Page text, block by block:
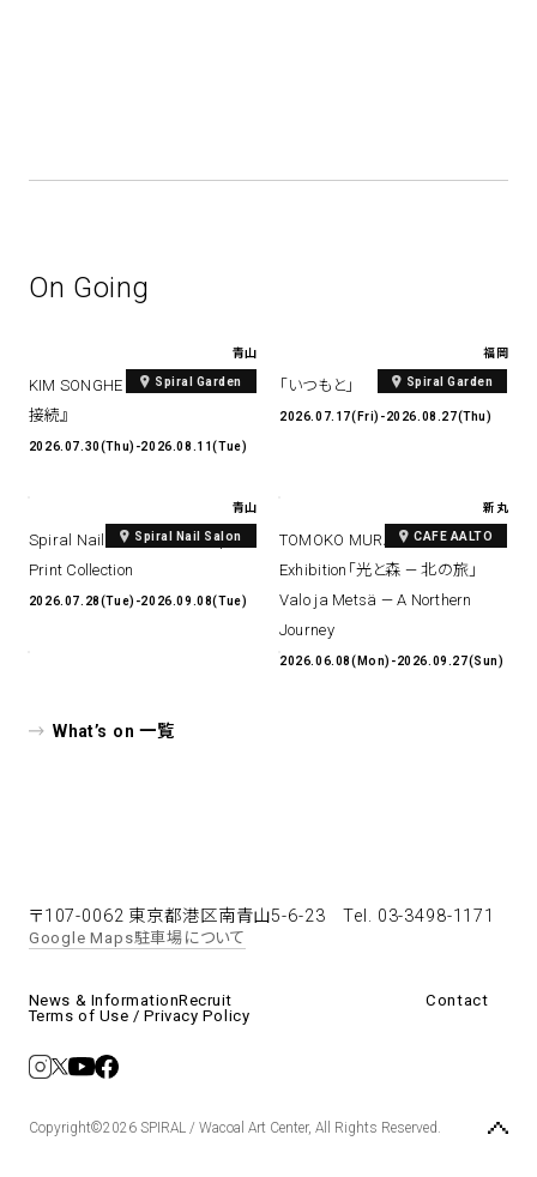
On Going
青山
Spiral Garden
KIM SONGHE EXHIBITION 『愛と
接続』
2026.07.30(Thu)-2026.08.11(Tue)
福岡
Spiral Garden
「いつもと」
2026.07.17(Fri)-2026.08.27(Thu)
青山
Spiral Nail Salon
Spiral Nail Salon Art #14 Spiral
Print Collection
2026.07.28(Tue)-2026.09.08(Tue)
新丸
CAFE AALTO
TOMOKO MURATA Solo
Exhibition「光と森 — 北の旅」
Valo ja Metsä — A Northern
Journey
2026.06.08(Mon)-2026.09.27(Sun)
What’s on 一覧
〒107-0062 東京都港区南青山5-6-23Tel. 03-3498-1171
Google Maps駐車場について
News & InformationRecruit
Contact
Terms of Use / Privacy Policy
Copyright©2026 SPIRAL / Wacoal Art Center, All Rights Reserved.